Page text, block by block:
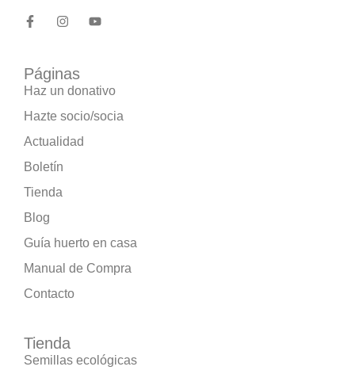
Páginas
Haz un donativo
Hazte socio/socia
Actualidad
Boletín
Tienda
Blog
Guía huerto en casa
Manual de Compra
Contacto
Tienda
Semillas ecológicas